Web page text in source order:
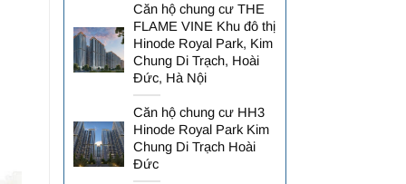
Căn hộ chung cư THE
FLAME VINE Khu đô thị
Hinode Royal Park, Kim
Chung Di Trạch, Hoài
Đức, Hà Nội
Căn hộ chung cư HH3
Hinode Royal Park Kim
Chung Di Trạch Hoài
Đức